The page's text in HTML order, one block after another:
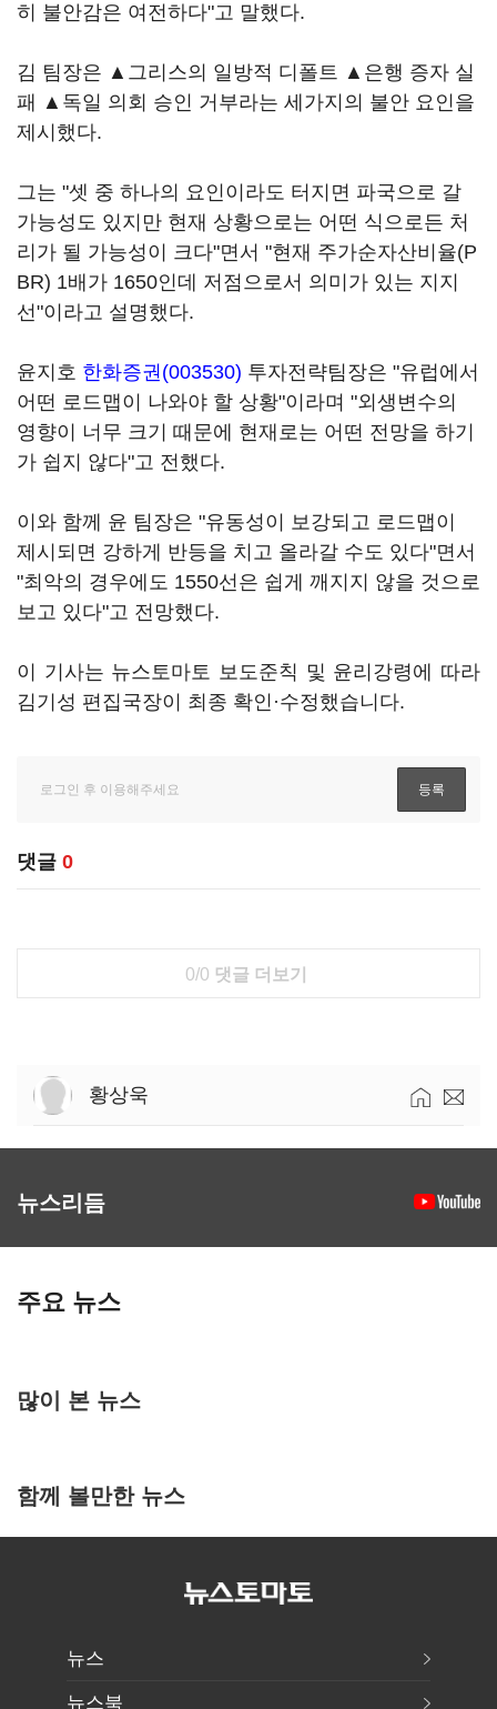
히 불안감은 여전하다"고 말했다.
김 팀장은 ▲그리스의 일방적 디폴트 ▲은행 증자 실
패 ▲독일 의회 승인 거부라는 세가지의 불안 요인을
제시했다.
그는 "셋 중 하나의 요인이라도 터지면 파국으로 갈
가능성도 있지만 현재 상황으로는 어떤 식으로든 처
리가 될 가능성이 크다"면서 "현재 주가순자산비율(P
BR) 1배가 1650인데 저점으로서 의미가 있는 지지
선"이라고 설명했다.
윤지호 한화증권(003530) 투자전략팀장은 "유럽에서
어떤 로드맵이 나와야 할 상황"이라며 "외생변수의
영향이 너무 크기 때문에 현재로는 어떤 전망을 하기
가 쉽지 않다"고 전했다.
이와 함께 윤 팀장은 "유동성이 보강되고 로드맵이
제시되면 강하게 반등을 치고 올라갈 수도 있다"면서
"최악의 경우에도 1550선은 쉽게 깨지지 않을 것으로
보고 있다"고 전망했다.
이 기사는 뉴스토마토 보도준칙 및 윤리강령에 따라
김기성 편집국장이 최종 확인·수정했습니다.
댓글 0
0/0 댓글 더보기
황상욱
뉴스리듬
주요 뉴스
많이 본 뉴스
함께 볼만한 뉴스
뉴스
뉴스북